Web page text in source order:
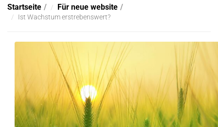
Startseite Für neue website
Ist Wachstum erstrebenswert?